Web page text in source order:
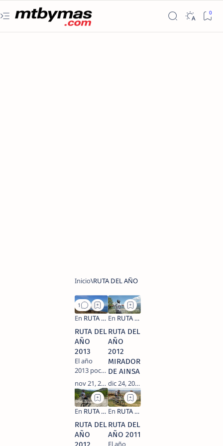
RUTA DEL
AÑO
2013
El año
2013 poco
a poco
toca a su
fin y un
año mas
con
nuestro
RUTA DEL
AÑO
2012
MIRADORES
DE AINSA
RUTA DEL
AÑO
RUTA DEL
AÑO 2011
El año